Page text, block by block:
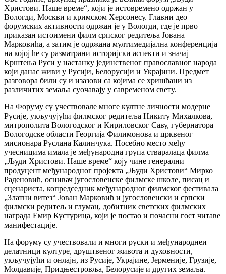
Христови. Наше време“, који је истовремено одржан у
Вологди, Москви и кримском Херсонесу. Главни део
форумских активности одржан је у Вологди, где је прво
приказан истоимени филм српског редитеља Јована
Марковића, а затим је одржана мултимедијална конференција
на којој ће су разматрани историјски аспекти и значај
Крштења Руси у настанку јединственог православног народа
који данас живи у Русији, Белорусији и Украјини. Предмет
разговора били су и изазови са којима се хришћани из
различитих земаља суочавају у савременом свету.
На Форуму су учествовале многе култне личности модерне
Русије, укључујући филмског редитеља Никиту Михалкова,
митрополита Вологодског и Кириловског Саву, губернатора
Вологодске области Георгија Филимонова и црквеног
мисионара Руслана Калинчука. Посебно место међу
учесницима имала је међународна група стваралаца филма
„Људи Христови. Наше време“ коју чине генерални
продуцент међународног пројекта „Људи Христови“ Мирко
Раденовић, оснивач југословенске филмске школе, писац и
сценариста, копредседник међународног филмског фестивала
„Златни витез“ Јован Марковић и југословенски и српски
филмски редитељ и глумац, добитник светских филмских
награда Емир Кустурица, који је постао и почасни гост читаве
манифестације.
На форуму су учествовали и многи руски и међународнеи
делатници културе, друштвеног живота и духовности,
укључујући и онлајн, из Русије, Украјине, Јерменије, Грузије,
Молдавије, Придњестровља, Белорусије и других земаља.